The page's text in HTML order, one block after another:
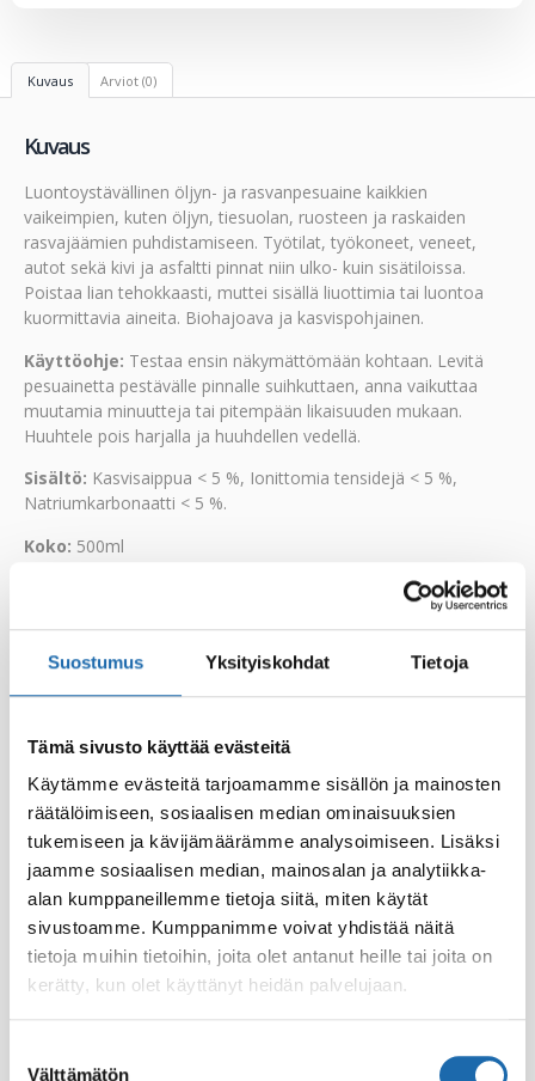
Suostumus Yksityiskohdat Tietoja
Tämä sivusto käyttää evästeitä
Käytämme evästeitä tarjoamamme sisällön ja mainosten
räätälöimiseen, sosiaalisen median ominaisuuksien
tukemiseen ja kävijämäärämme analysoimiseen. Lisäksi
jaamme sosiaalisen median, mainosalan ja analytiikka-
alan kumppaneillemme tietoja siitä, miten käytät
sivustoamme. Kumppanimme voivat yhdistää näitä
tietoja muihin tietoihin, joita olet antanut heille tai joita on
kerätty, kun olet käyttänyt heidän palvelujaan.
Välttämätön
Kuvaus Arviot (0)
Kuvaus
Luontoystävällinen öljyn- ja rasvanpesuaine kaikkien
vaikeimpien, kuten öljyn, tiesuolan, ruosteen ja raskaiden
rasvajäämien puhdistamiseen. Työtilat, työkoneet, veneet,
autot sekä kivi ja asfaltti pinnat niin ulko- kuin sisätiloissa.
Poistaa lian tehokkaasti, muttei sisällä liuottimia tai luontoa
kuormittavia aineita. Biohajoava ja kasvispohjainen.
Käyttöohje: Testaa ensin näkymättömään kohtaan. Levitä
pesuainetta pestävälle pinnalle suihkuttaen, anna vaikuttaa
muutamia minuutteja tai pitempään likaisuuden mukaan.
Huuhtele pois harjalla ja huuhdellen vedellä.
Sisältö: Kasvisaippua < 5 %, Ionittomia tensidejä < 5 %,
Natriumkarbonaatti < 5 %.
Koko: 500ml
Eläintiladesi 500 ml
8.00€
Softcare Palju,
poreamme ja uima-
allasdesi 1000 ml
24.00€